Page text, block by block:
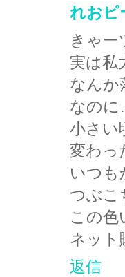
れおピ
きゃー
実は私
なんか
なのに
小さい
変わっ
いつも
つぶこ
この色
ネット
返信